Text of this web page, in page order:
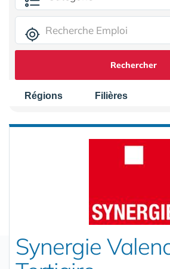
Rechercher
Régions Filières
Synergie